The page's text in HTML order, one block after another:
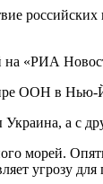
на «РИА
ООН в Нью-
а с
морей.
угрозу